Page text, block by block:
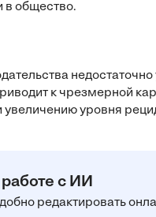
в общество.
к чрезмерной
уровня
с ИИ
редактировать